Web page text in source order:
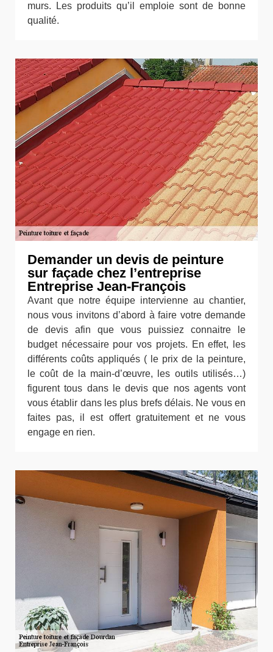
murs. Les produits qu’il emploie sont de bonne
qualité.
Demander un devis de peinture
sur façade chez l’entreprise
Entreprise Jean-François
Avant que notre équipe intervienne au chantier,
nous vous invitons d’abord à faire votre demande
de devis afin que vous puissiez connaitre le
budget nécessaire pour vos projets. En effet, les
différents coûts appliqués ( le prix de la peinture,
le coût de la main-d’œuvre, les outils utilisés…)
figurent tous dans le devis que nos agents vont
vous établir dans les plus brefs délais. Ne vous en
faites pas, il est offert gratuitement et ne vous
engage en rien.